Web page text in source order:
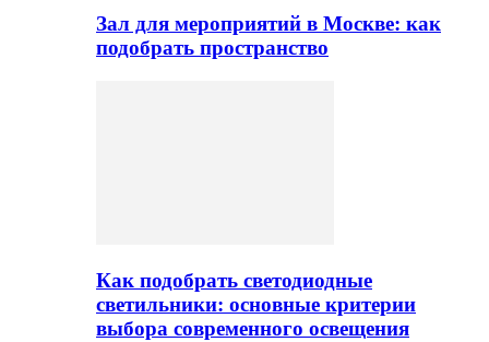
Зал для мероприятий в Москве: как
подобрать пространство
Как подобрать светодиодные
светильники: основные критерии
выбора современного освещения